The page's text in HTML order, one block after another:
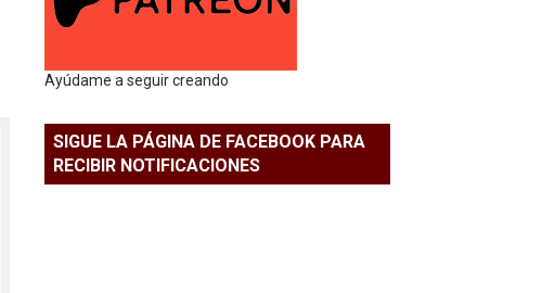
Ayúdame a seguir creando
SIGUE LA PÁGINA DE FACEBOOK PARA
RECIBIR NOTIFICACIONES